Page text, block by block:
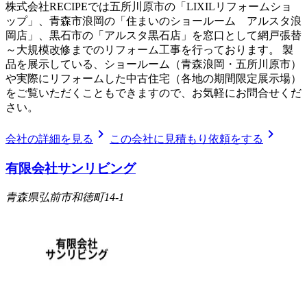
株式会社RECIPEでは五所川原市の「LIXILリフォームショ
ップ」、青森市浪岡の「住まいのショールーム アルスタ浪
岡店」、黒石市の「アルスタ黒石店」を窓口として網戸張替
～大規模改修までのリフォーム工事を行っております。 製
品を展示している、ショールーム（青森浪岡・五所川原市）
や実際にリフォームした中古住宅（各地の期間限定展示場）
をご覧いただくこともできますので、お気軽にお問合せくだ
さい。
会社の詳細を見る chevron_right この会社に見積もり依頼をする chevron_right
有限会社サンリビング
青森県弘前市和徳町14-1